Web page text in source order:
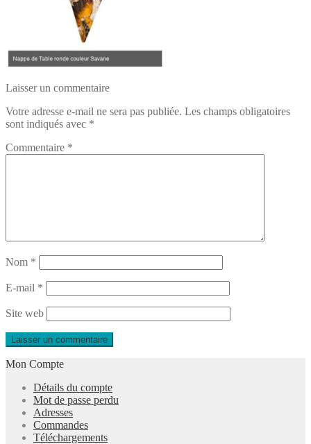
Laisser un commentaire
Votre adresse e-mail ne sera pas publiée. Les champs obligatoires
sont indiqués avec *
Commentaire *
Nom *
E-mail *
Site web
Mon Compte
Détails du compte
Mot de passe perdu
Adresses
Commandes
Téléchargements